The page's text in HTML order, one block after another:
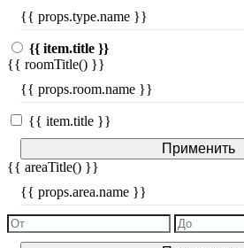
{{ props.type.name }}
{{ item.title }}
{{ roomTitle() }}
{{ props.room.name }}
{{ item.title }}
Применить
{{ areaTitle() }}
{{ props.area.name }}